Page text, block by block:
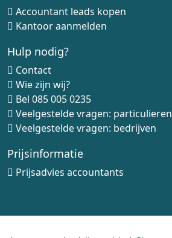
Accountant leads kopen
Kantoor aanmelden
Hulp nodig?
Contact
Wie zijn wij?
Bel 085 005 0235
Veelgestelde vragen: particulieren
Veelgestelde vragen: bedrijven
Prijsinformatie
Prijsadvies accountants